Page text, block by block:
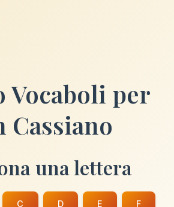
Vocaboli per
Cassiano
una lettera
C D E F